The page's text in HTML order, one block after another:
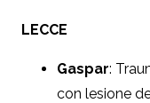
LECCE
Gaspar:
con lesione